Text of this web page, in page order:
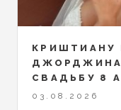
КРИШТИАНУ
ДЖОРДЖИНА
СВАДЬБУ 8
03.08.2026